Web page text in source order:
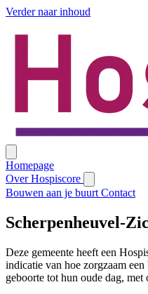
Verder naar inhoud
Homepage
Over Hospiscore
Bouwen aan je buurt Contact
Scherpenheuvel-
Deze gemeente heeft een
indicatie van hoe zorgzaam
geboorte tot hun oude dag,